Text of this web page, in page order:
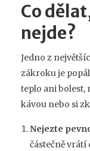
Co
nejde?
Jedno z
zákroku je
teplo ani bolest,
kávou nebo si
Nejezte
částečně vrátí